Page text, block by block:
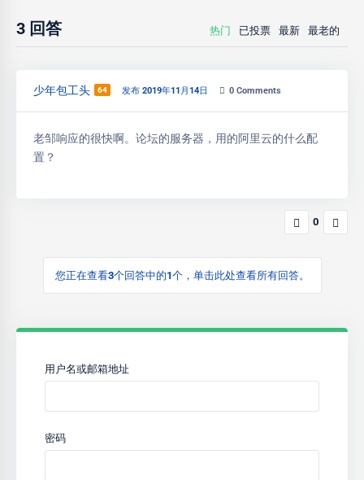
3 回答 热门 已投票 最新 最老的
少年包工头 64 发布 2019年11月14日 0 Comments
老邹响应的很快啊。论坛的服务器，用的阿里云的什么配
置？
0
您正在查看3个回答中的1个，单击此处查看所有回答。
用户名或邮箱地址
密码